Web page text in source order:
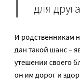
для
И родственникам
дан такой шанс –
утешении своего
он им дорог и